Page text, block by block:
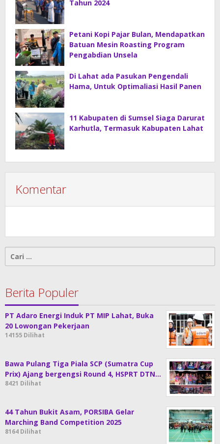
Tahun 2024
Petani Kopi Pajar Bulan, Mendapatkan
Batuan Mesin Roasting Program
Pengabdian Unsela
Di Lahat ada Pasukan Pengendali
Hama, Untuk Optimaliasi Hasil Panen
11 Kabupaten di Sumsel Siaga Darurat
Karhutla, Termasuk Kabupaten Lahat
Komentar
Cari
Berita Populer
PT Adaro Energi Induk PT MIP Lahat, Buka
20 Lowongan Pekerjaan
14155 Dilihat
Bawa Pulang Tiga Piala SCP (Sumatra Cup
Prix) Ajang bergengsi Round 4, HSPRT DTN…
8421 Dilihat
44 Tahun Bukit Asam, PORSIBA Gelar
Marching Band Competition 2025
8164 Dilihat